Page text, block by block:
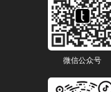
微信公众号